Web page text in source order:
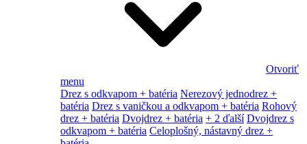
Otvoriť
menu
Drez s odkvapom + batéria Nerezový jednodrez +
batéria Drez s vaničkou a odkvapom + batéria Rohový
drez + batéria Dvojdrez + batéria + 2 ďalší Dvojdrez s
odkvapom + batéria Celoplošný, nástavný drez +